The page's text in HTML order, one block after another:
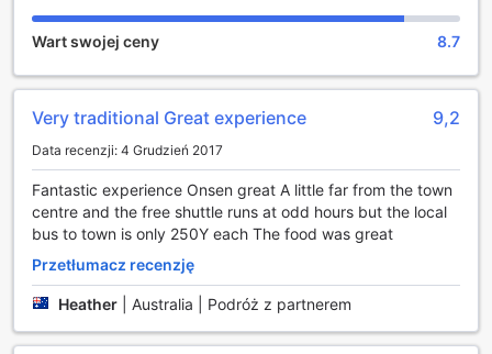
oferuje wyjątkowe doświadczenia relaksacyjne, idealne dla
tych, którzy pragną odprężyć się po dniu pełnym
masażu, gdzie wykwalifikowani terapeuci zadbają o Twoje
samopoczucie, oferując różnorodne techniki masażu, które
pomogą złagodzić napięcia i stres. Dzięki zastosowaniu
naturalnych olejków i starannie dobranych metod, każdy
zabieg staje się nie tylko przyjemnością, ale również
sposobem na odzyskanie wewnętrznej równowagi.
Dodatkowo, goście mogą skorzystać z sauny, która
stanowi doskonałe uzupełnienie relaksacyjnych rytuałów.
Ciepło sauny sprzyja detoksykacji organizmu i poprawie
krążenia, a także tworzy idealne warunki do odprężenia
umysłu. To idealne miejsce, aby zregenerować siły po
intensywnym dniu, ciesząc się spokojem i harmonią
otaczającej przyrody. Garyu No Sato Ryokan to nie tylko
Wart swojej ceny 8.7
Very traditional Great experience 9,2
Data recenzji: 4 Grudzień 2017
Fantastic experience Onsen great A little far from the town
centre and the free shuttle runs at odd hours but the local
bus to town is only 250Y each The food was great
Przetłumacz recenzję
Heather Australia | Podróż z partnerem